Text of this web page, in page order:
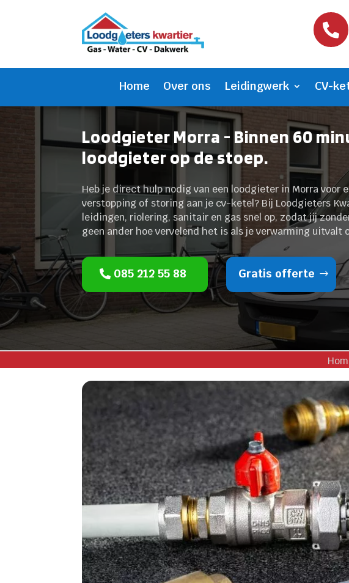

Home Over ons Leidingwerk CV-
Loodgieter Morra - Binnen 60
loodgieter op de stoep.
Heb je direct hulp nodig van een loodgieter in Morra voor
verstopping of storing aan je cv-ketel? Bij Loodgieters
leidingen, riolering, sanitair en gas snel op, zodat jij
geen ander hoe vervelend het is als je verwarming uitvalt
085 212 55 88 Gratis offerte